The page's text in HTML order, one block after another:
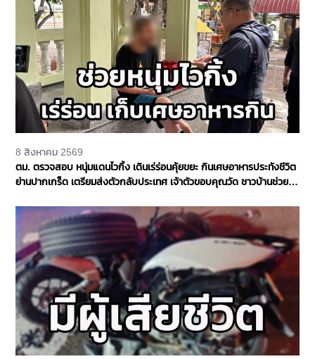
8 สิงหาคม 2569
ตม. ตรวจสอบ หนุ่มแดนไวกิ้ง เดินเร่ร่อนคุ้ยขยะ กินเศษอาหารประทังชีวิต
ย่านปากเกร็ด เตรียมส่งตัวกลับประเทศ เจ้าตัวขอบคุณวัด ชาวบ้านช่วย